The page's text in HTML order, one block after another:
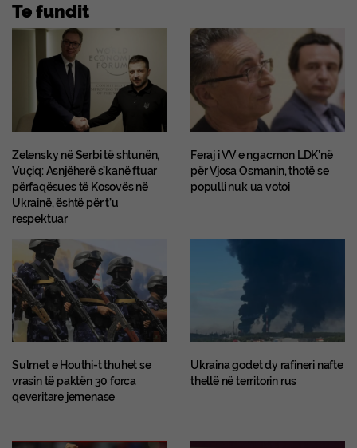
Te fundit
Zelensky në Serbi të shtunën,
Vuçiq: Asnjëherë s’kanë ftuar
përfaqësues të Kosovës në
Ukrainë, është për t’u
respektuar
Feraj i VV e ngacmon LDK’në
për Vjosa Osmanin, thotë se
populli nuk ua votoi
Sulmet e Houthi-t thuhet se
vrasin të paktën 30 forca
qeveritare jemenase
Ukraina godet dy rafineri nafte
thellë në territorin rus